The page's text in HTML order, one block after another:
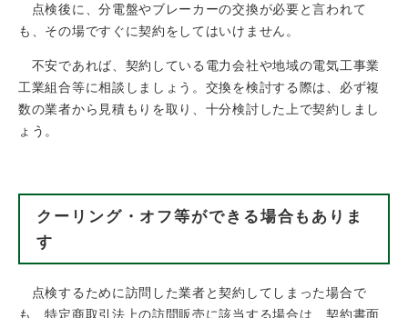
点検後に、分電盤やブレーカーの交換が必要と言われて
も、その場ですぐに契約をしてはいけません。
不安であれば、契約している電力会社や地域の電気工事業
工業組合等に相談しましょう。交換を検討する際は、必ず複
数の業者から見積もりを取り、十分検討した上で契約しまし
ょう。
クーリング・オフ等ができる場合もありま
す
点検するために訪問した業者と契約してしまった場合で
も、特定商取引法上の訪問販売に該当する場合は、契約書面